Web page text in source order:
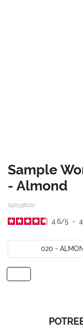
Sample
- Almond
S50233B020
4.6/5 -
020 -